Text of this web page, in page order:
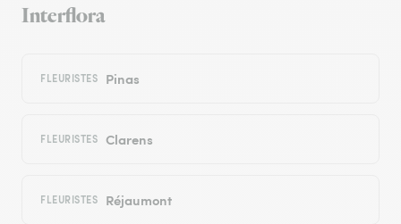
Interflora
FLEURISTES Pinas
FLEURISTES Clarens
FLEURISTES Réjaumont